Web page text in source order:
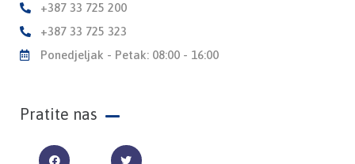
+387 33 725 200
+387 33 725 323
Ponedjeljak - Petak: 08:00 - 16:00
Pratite nas